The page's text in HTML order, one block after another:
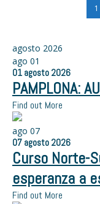
1
agosto 2026
ago 01
01 agosto 2026
PAMPLONA:
Find out More
ago 07
07 agosto 2026
Curso Norte-
esperanza a
Find out More